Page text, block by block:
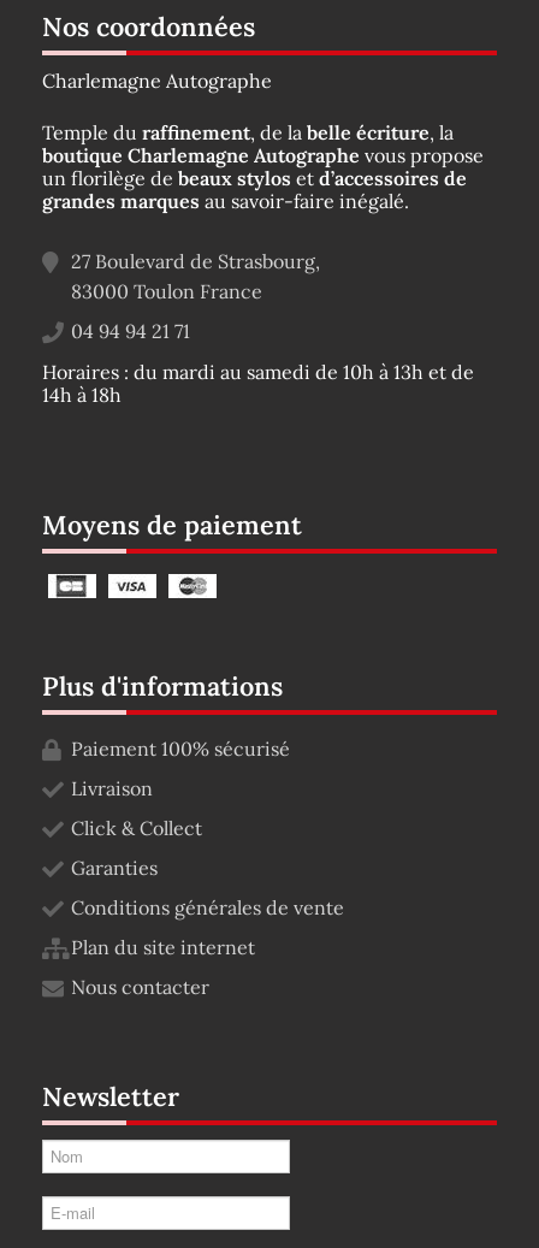
Nos coordonnées
Charlemagne Autographe
Temple du raffinement, de la belle écriture, la
boutique Charlemagne Autographe vous propose
un florilège de beaux stylos et d’accessoires de
grandes marques au savoir-faire inégalé.
27 Boulevard de Strasbourg,
83000 Toulon France
04 94 94 21 71
Horaires : du mardi au samedi de 10h à 13h et de
14h à 18h
Moyens de paiement
Plus d'informations
Paiement 100% sécurisé
Livraison
Click & Collect
Garanties
Conditions générales de vente
Plan du site internet
Nous contacter
Newsletter